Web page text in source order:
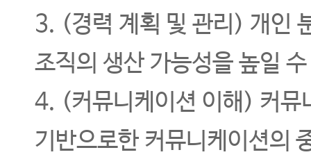
3. (경력 계획 및 관리) 개인
조직의 생산 가능성을 높일
4. (커뮤니케이션 이해) 커뮤
기반으로한 커뮤니케이션의